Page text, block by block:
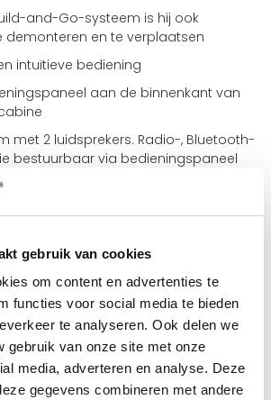
gebruik van cookies
om content en advertenties te
functies voor social media te bieden
te analyseren. Ook delen we
gebruik van onze site met onze
media, adverteren en analyse. Deze
gegevens combineren met andere
and-Go-systeem is hij ook
demonteren en te verplaatsen
intuïtieve bediening
aan de binnenkant van
met 2 luidsprekers. Radio-, Bluetooth-
bestuurbaar via bedieningspaneel
volt, gewone stopcontact
minuten verwarmd door de nieuwste
35C tot 75C graden, veel
dan traditionele sauna's
bij SuperSauna®
we al meer dan 15 jaar op